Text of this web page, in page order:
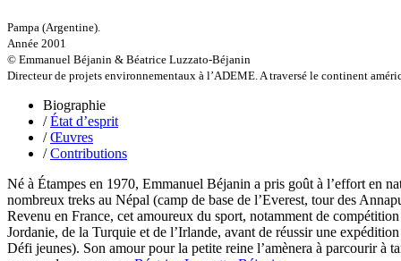
Devouassoux Philippe
Ducret Nicolas
Dugast Stéphane
Edwards Richard
Figueras Raymond
Fisset Émeric
Fisset Christine
FitzGerald Edward
Fontaine Benoît
Foucard Marie
Fradin Patrick
Fraisse Thomas
François Valérie
Pampa (Argentine).
Année 2001
© Emmanuel Béjanin & Béatrice Luzzato-Béjanin
Directeur de projets environnementaux à l’ADEME. A traversé le continent
Biographie
/État d’esprit
/Œuvres
/Contributions
Né à Étampes en 1970, Emmanuel Béjanin a pris goût à l’effort en
nombreux treks au Népal (camp de base de l’Everest, tour des
Revenu en France, cet amoureux du sport, notamment de
Jordanie, de la Turquie et de l’Irlande, avant de réussir une
Défi jeunes). Son amour pour la petite reine l’amènera à parcourir à